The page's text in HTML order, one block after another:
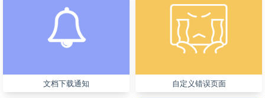
文档下载通知 自定义错误页面